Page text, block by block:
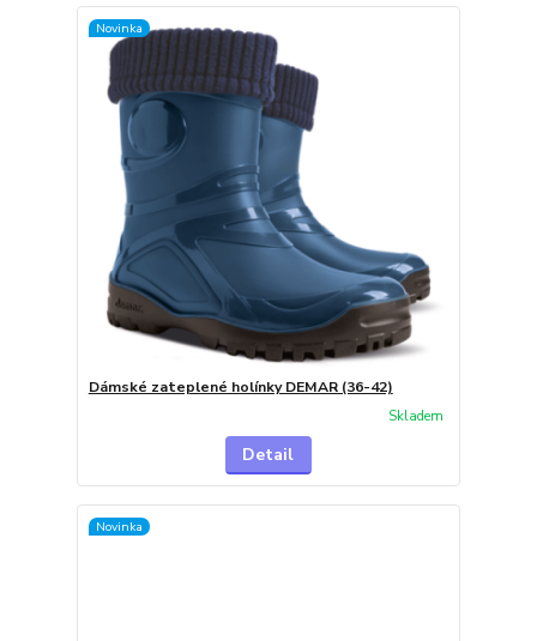
Novinka
Dámské zateplené holínky DEMAR (36-42)
Skladem
Detail
Novinka